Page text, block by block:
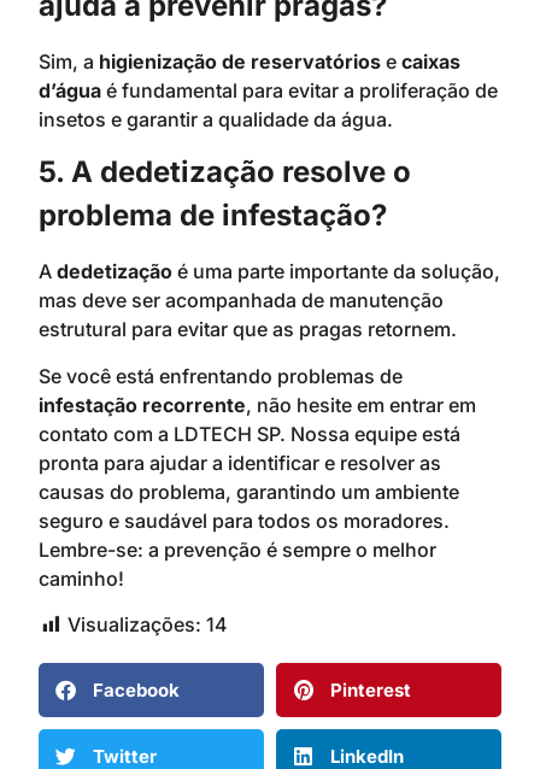
Sim, a higienização de reservatórios e caixas
d’água é fundamental para evitar a proliferação de
insetos e garantir a qualidade da água.
5. A dedetização resolve o
problema de infestação?
A dedetização é uma parte importante da solução,
mas deve ser acompanhada de manutenção
estrutural para evitar que as pragas retornem.
Se você está enfrentando problemas de
infestação recorrente, não hesite em entrar em
contato com a LDTECH SP. Nossa equipe está
pronta para ajudar a identificar e resolver as
causas do problema, garantindo um ambiente
seguro e saudável para todos os moradores.
Lembre-se: a prevenção é sempre o melhor
caminho!
Visualizações: 14
Facebook Pinterest
Twitter LinkedIn